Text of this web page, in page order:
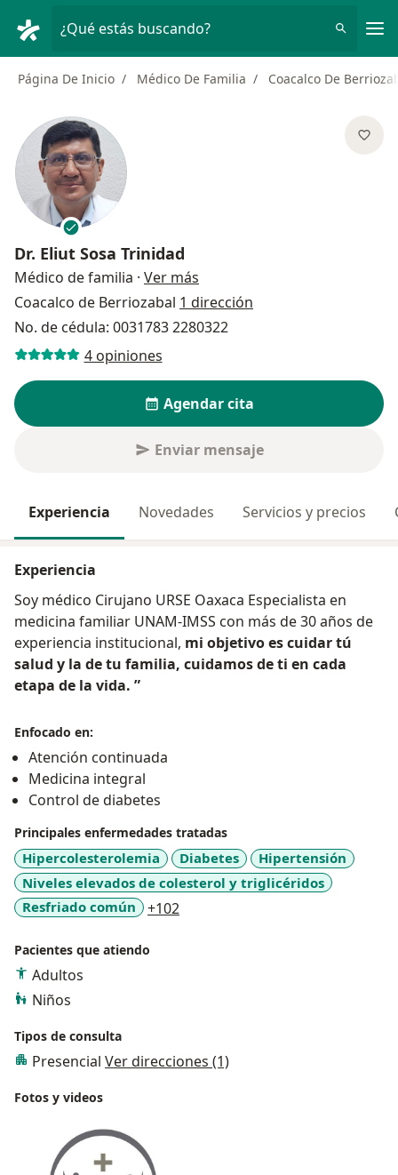
¿Qué estás buscando?
Página De Inicio Médico De Familia Coacalco De
Dr. Eliut Sosa Trinidad
Médico de familia · Ver más
Coacalco de Berriozabal 1 dirección
No. de cédula: 0031783 2280322
4 opiniones
Agendar cita
Enviar mensaje
Experiencia Novedades Servicios y precios
Experiencia
Soy médico Cirujano URSE Oaxaca Especialista en
medicina familiar UNAM-IMSS con más de 30 años de
experiencia institucional, mi objetivo es cuidar tú
salud y la de tu familia, cuidamos de ti en cada
etapa de la vida. ”
Enfocado en:
Atención continuada
Medicina integral
Control de diabetes
Principales enfermedades tratadas
Hipercolesterolemia Diabetes
Hipertensión
Niveles elevados de colesterol y triglicéridos
Resfriado común
+102
Pacientes que atiendo
Adultos
Niños
Tipos de consulta
Presencial Ver direcciones (1)
Fotos y videos